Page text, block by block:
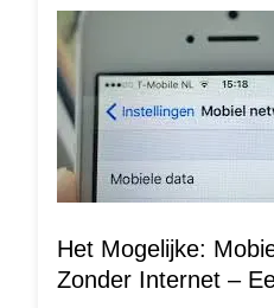
Het Mogelijke:
Zonder Internet –